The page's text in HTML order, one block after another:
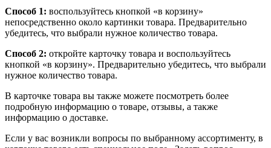
Способ 1: воспользуйтесь кнопкой «в корзину»
непосредственно около картинки товара. Предварительно
убедитесь, что выбрали нужное количество товара.
Способ 2: откройте карточку товара и воспользуйтесь
кнопкой «в корзину». Предварительно убедитесь, что выбрали
нужное количество товара.
В карточке товара вы также можете посмотреть более
подробную информацию о товаре, отзывы, а также
информацию о доставке.
Если у вас возникли вопросы по выбранному ассортименту, в